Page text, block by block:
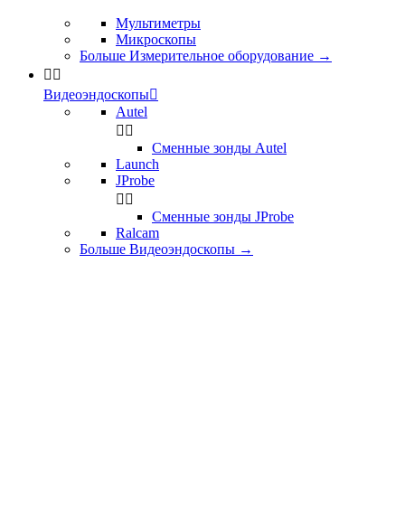
Мультиметры
Микроскопы
Больше Измерительное оборудование →
 
Видеоэндоскопы
Autel
 
Сменные зонды Autel
Launch
JProbe
 
Сменные зонды JProbe
Ralcam
Больше Видеоэндоскопы →